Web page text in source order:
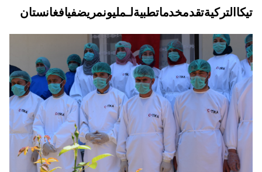
تيكاالتركيةتقدمخدماتطبيةلـمليونمريضفيافغانستان